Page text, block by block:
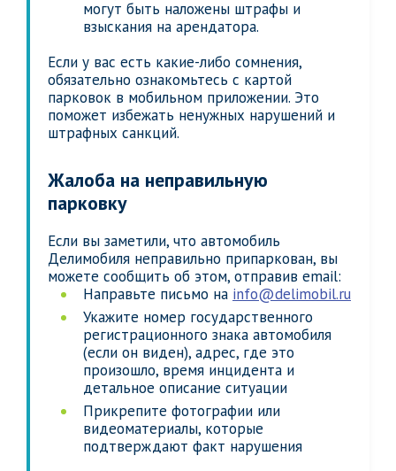
могут быть наложены штрафы и
взыскания на арендатора.
Если у вас есть какие-либо сомнения,
обязательно ознакомьтесь с картой
парковок в мобильном приложении. Это
поможет избежать ненужных нарушений и
штрафных санкций.
Жалоба на неправильную
парковку
Если вы заметили, что автомобиль
Делимобиля неправильно припаркован, вы
можете сообщить об этом, отправив email:
Направьте письмо на info@delimobil.ru
Укажите номер государственного
регистрационного знака автомобиля
(если он виден), адрес, где это
произошло, время инцидента и
детальное описание ситуации
Прикрепите фотографии или
видеоматериалы, которые
подтверждают факт нарушения